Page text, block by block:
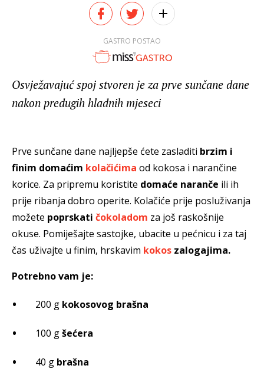
GASTRO POSTAO
Osvježavajuć spoj stvoren je za prve sunčane dane
nakon predugih hladnih mjeseci
Prve sunčane dane najljepše ćete zasladiti brzim i
finim domaćim kolačićima od kokosa i narančine
korice. Za pripremu koristite domaće naranče ili ih
prije ribanja dobro operite. Kolačiće prije posluživanja
možete poprskati čokoladom za još raskošnije
okuse. Pomiješajte sastojke, ubacite u pećnicu i za taj
čas uživajte u finim, hrskavim kokos zalogajima.
Potrebno vam je:
200 g kokosovog brašna
100 gšećera
40 g brašna